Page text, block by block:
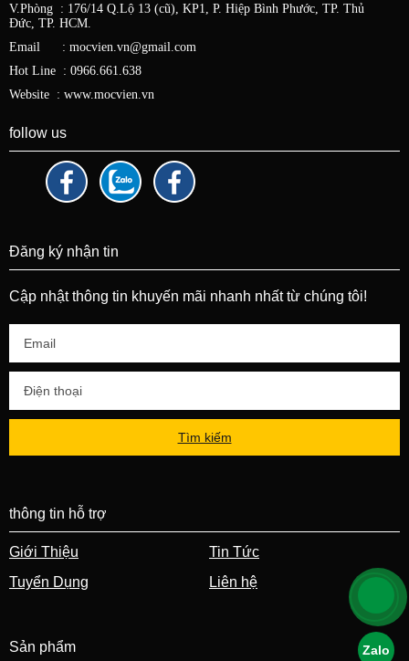
V.Phòng : 176/14 Q.Lộ 13 (cũ), KP1, P. Hiệp Bình Phước, TP. Thủ
Đức, TP. HCM.
Email : mocvien.vn@gmail.com
Hot Line : 0966.661.638
Website : www.mocvien.vn
follow us
Đăng ký nhận tin
Cập nhật thông tin khuyến mãi nhanh nhất từ chúng tôi!
Tìm kiếm
thông tin hỗ trợ
Giới Thiệu
Tin Tức
Tuyển Dụng
Liên hệ
Sản phẩm Zalo